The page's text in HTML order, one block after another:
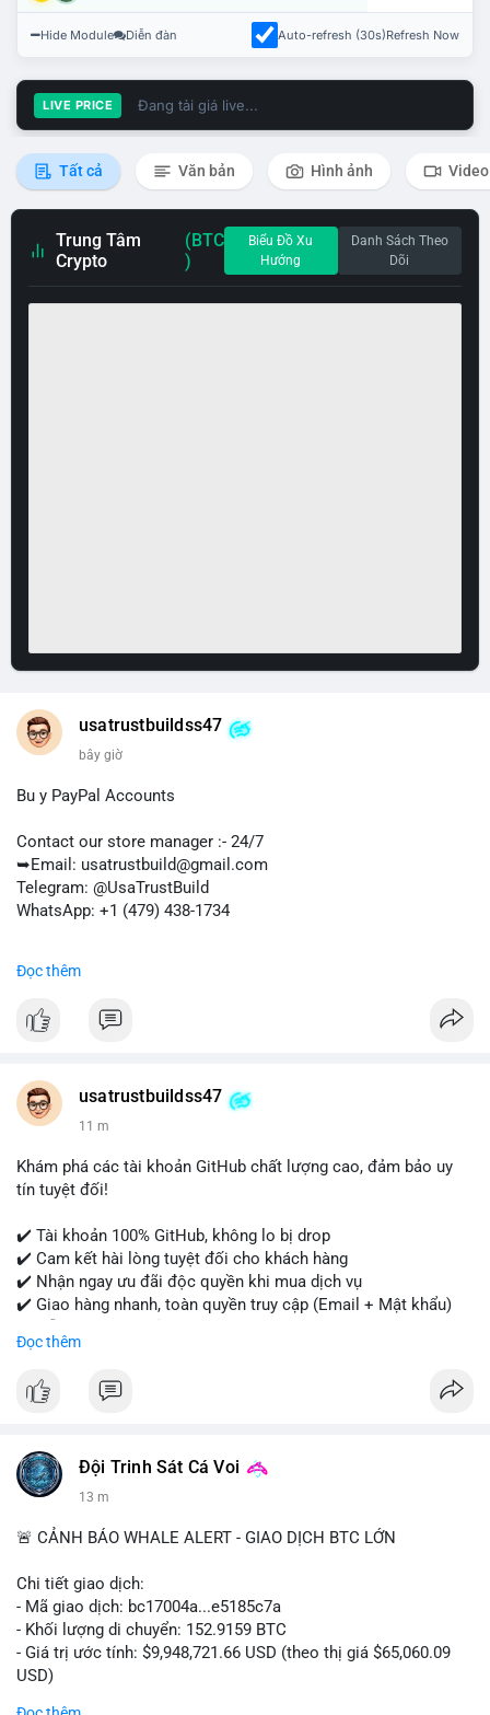
Hide Module Diễn đàn Auto-refresh (30s)Refresh Now
LIVE PRICE Đang tải giá live...
Tất cả Văn bản Hình ảnh Video
Trung Tâm
Crypto
(BTC
)
Biểu Đồ Xu
Hướng
Danh Sách Theo
Dõi
usatrustbuildss47
bây giờ
Bu y PayPal Accounts
Contact our store manager :- 24/7
➥Email: usatrustbuild@gmail.com
Telegram: @UsaTrustBuild
WhatsApp: +1 (479) 438-1734
#bestbuy
#highqualityaccounts
#bestsellerusa
Đọc thêm
usatrustbuildss47
11 m
Khám phá các tài khoản GitHub chất lượng cao, đảm bảo uy
tín tuyệt đối!
✔️ Tài khoản 100% GitHub, không lo bị drop
✔️ Cam kết hài lòng tuyệt đối cho khách hàng
✔️ Nhận ngay ưu đãi độc quyền khi mua dịch vụ
✔️ Giao hàng nhanh, toàn quyền truy cập (Email + Mật khẩu)
Đọc thêm
Đội Trinh Sát Cá Voi
13 m
🚨 CẢNH BÁO WHALE ALERT - GIAO DỊCH BTC LỚN
Chi tiết giao dịch:
- Mã giao dịch: bc17004a...e5185c7a
- Khối lượng di chuyển: 152.9159 BTC
- Giá trị ước tính: $9,948,721.66 USD (theo thị giá $65,060.09
USD)